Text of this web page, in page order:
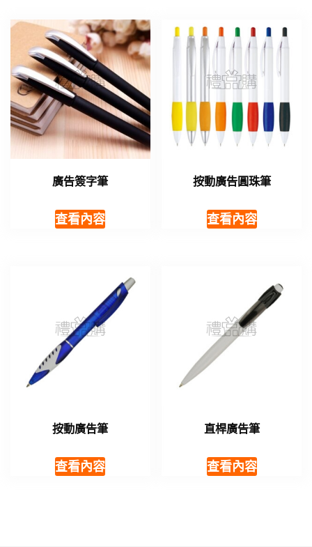
廣告簽字筆
查看內容
按動廣告圓珠筆
查看內容
按動廣告筆
查看內容
直桿廣告筆
查看內容